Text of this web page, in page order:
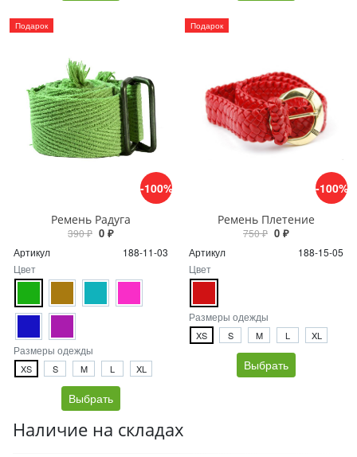
-100%
Подарок
Ремень Радуга
390 ₽ 0 ₽
Артикул
188-11-03
Цвет
Размеры одежды
XS S M L XL
Выбрать
-100%
Подарок
Ремень Плетение
750 ₽ 0 ₽
Артикул
188-15-05
Цвет
Размеры одежды
XS S M L XL
Выбрать
Наличие на складах